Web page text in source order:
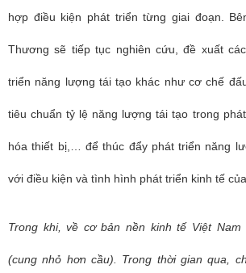
hợp điều kiện phát triển từng giai đoạn.
Thương sẽ tiếp tục nghiên cứu, đề xuất
triển năng lượng tái tạo khác như cơ chế
tiêu chuẩn tỷ lệ năng lượng tái tạo trong
hóa thiết bị,… để thúc đẩy phát triển năng
với điều kiện và tình hình phát triển kinh tế của
Trong khi, về cơ bản nền kinh tế Việt Nam
(cung nhỏ hơn cầu). Trong thời gian qua,